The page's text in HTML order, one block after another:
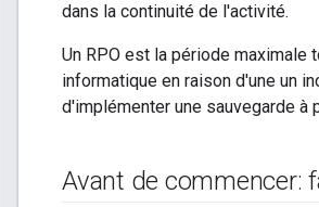
dans la continuité de l'activité.
Un RPO est la période
informatique en raison d'une un
d'implémenter une sauvegarde
Avant de commencer: